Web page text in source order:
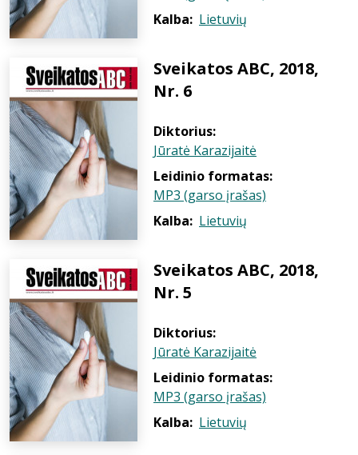
Kalba: Lietuvių
Sveikatos ABC, 2018,
Nr. 6
Diktorius:
Jūratė Karazijaitė
Leidinio formatas:
MP3 (garso įrašas)
Kalba: Lietuvių
Sveikatos ABC, 2018,
Nr. 5
Diktorius:
Jūratė Karazijaitė
Leidinio formatas:
MP3 (garso įrašas)
Kalba: Lietuvių